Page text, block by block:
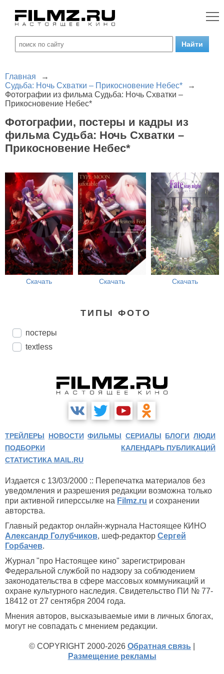
Главная
→
Судьба: Ночь Схватки – Прикосновение Небес*
→
Фотографии из фильма Судьба: Ночь Схватки –
Прикосновение Небес*
Фотографии, постеры и кадры из
фильма Судьба: Ночь Схватки –
Прикосновение Небес*
Скачать Скачать Скачать
ТИПЫ ФОТО
постеры
textless
ТРЕЙЛЕРЫ НОВОСТИ ФИЛЬМЫ СЕРИАЛЫ БЛОГИ ЛЮДИ
ПОДБОРКИ
КАЛЕНДАРЬ ПУБЛИКАЦИЙ
СТАТИСТИКА MAIL.RU
Издается с 13/03/2000 :: Перепечатка материалов без
уведомления и разрешения редакции возможна только
при активной гиперссылке на Filmz.ru и сохранении
авторства.
Главный редактор онлайн-журнала Настоящее КИНО
Александр Голубчиков, шеф-редактор Сергей
Горбачев.
Журнал "про Настоящее кино" зарегистрирован
Федеральной службой по надзору за соблюдением
законодательства в сфере массовых коммуникаций и
охране культурного наследия. Свидетельство ПИ № 77-
18412 от 27 сентября 2004 года.
Мнения авторов, высказываемые ими в личных блогах,
могут не совпадать с мнением редакции.
© COPYRIGHT 2000-2026 Обратная связь
Размещение рекламы